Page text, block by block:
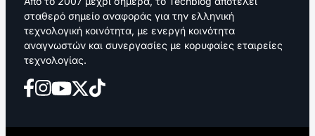
σταθερό σημείο αναφοράς για την ελληνική
τεχνολογική κοινότητα, με ενεργή κοινότητα
αναγνωστών και συνεργασίες με κορυφαίες εταιρείες
τεχνολογίας.